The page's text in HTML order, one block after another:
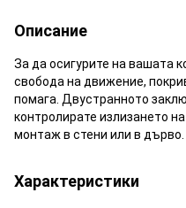
Описание
За да осигурите на вашата
свобода на движение,
помага. Двустранното
контролирате излизането
монтаж в стени или в дърво.
Характеристики